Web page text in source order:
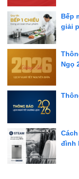
Bếp
giải
Ngọ
đình